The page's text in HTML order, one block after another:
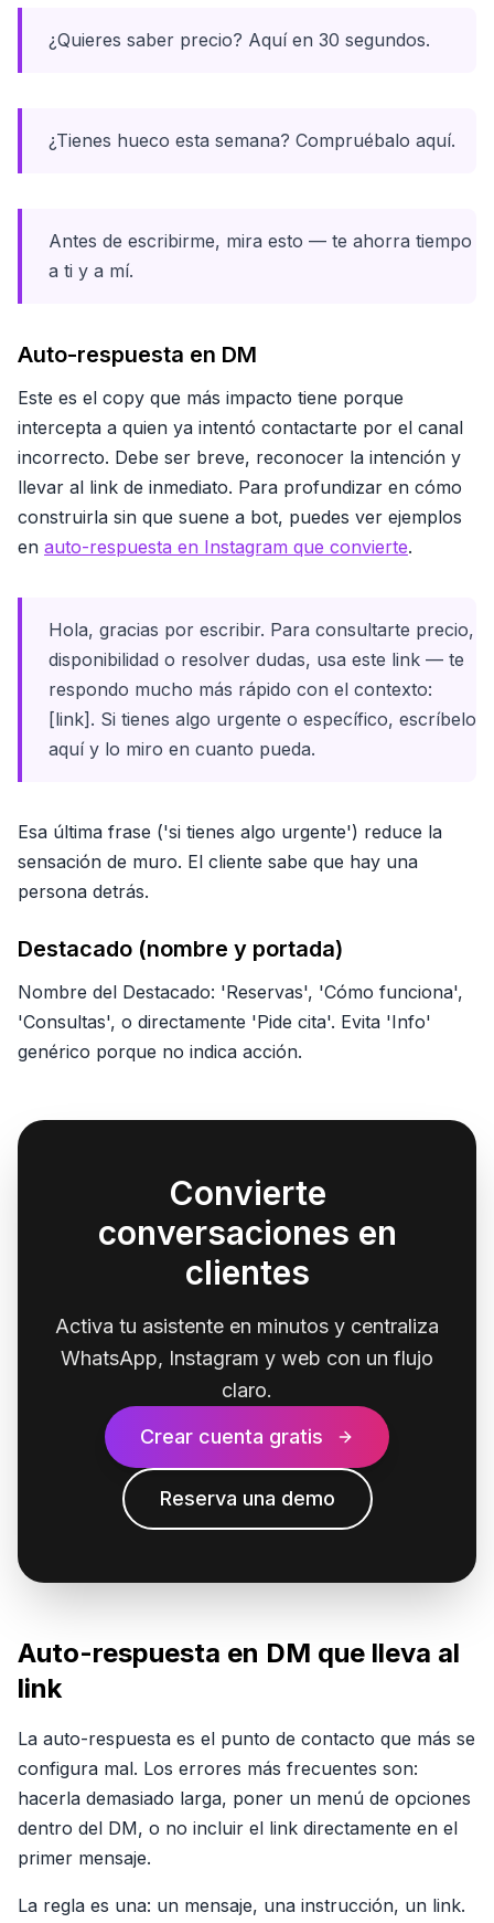
¿Quieres saber precio? Aquí en 30 segundos.
¿Tienes hueco esta semana? Compruébalo aquí.
Antes de escribirme, mira esto — te ahorra tiempo
a ti y a mí.
Auto-respuesta en DM
Este es el copy que más impacto tiene porque
intercepta a quien ya intentó contactarte por el canal
incorrecto. Debe ser breve, reconocer la intención y
llevar al link de inmediato. Para profundizar en cómo
construirla sin que suene a bot, puedes ver ejemplos
en auto-respuesta en Instagram que convierte.
Hola, gracias por escribir. Para consultarte precio,
disponibilidad o resolver dudas, usa este link — te
respondo mucho más rápido con el contexto:
[link]. Si tienes algo urgente o específico, escríbelo
aquí y lo miro en cuanto pueda.
Esa última frase ('si tienes algo urgente') reduce la
sensación de muro. El cliente sabe que hay una
persona detrás.
Destacado (nombre y portada)
Nombre del Destacado: 'Reservas', 'Cómo funciona',
'Consultas', o directamente 'Pide cita'. Evita 'Info'
genérico porque no indica acción.
Convierte
conversaciones en
clientes
Activa tu asistente en minutos y centraliza
WhatsApp, Instagram y web con un flujo
claro.
Crear cuenta gratis
Reserva una demo
Auto-respuesta en DM que lleva al
link
La auto-respuesta es el punto de contacto que más se
configura mal. Los errores más frecuentes son:
hacerla demasiado larga, poner un menú de opciones
dentro del DM, o no incluir el link directamente en el
primer mensaje.
La regla es una: un mensaje, una instrucción, un link.